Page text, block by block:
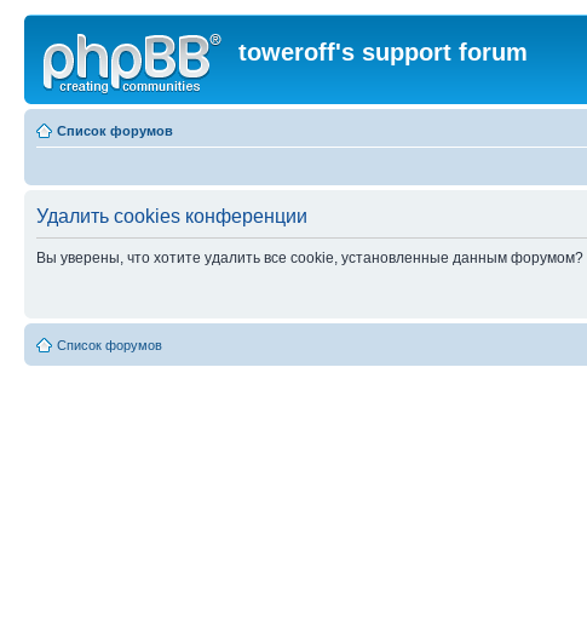
toweroff's support forum
Список форумов
Удалить cookies конференции
Вы уверены, что хотите удалить все cookie, установленные данным форумом?
Список форумов